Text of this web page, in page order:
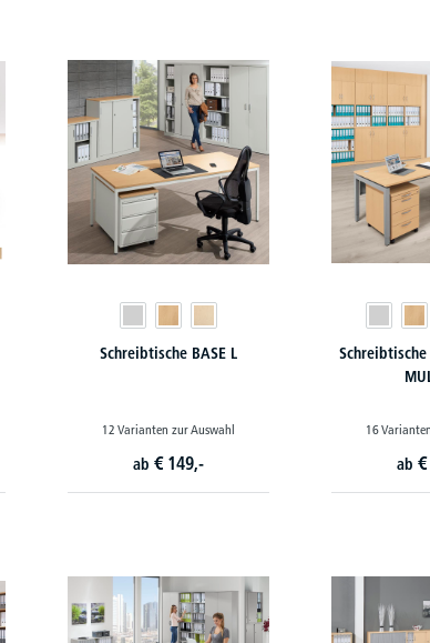
Schreibtische BASE L
12 Varianten zur Auswahl
ab € 149,-
16
ab €